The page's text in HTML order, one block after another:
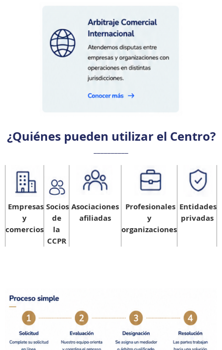
¿Quiénes pueden utilizar el Centro?
Empresas
y
comercios
Socios
de
la
CCPR
Asociaciones
afiliadas
Profesionales
y
organizaciones
Entidades
privadas